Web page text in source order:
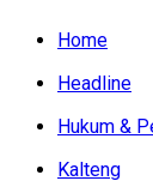
Home
Headline
Hukum &
Kalteng